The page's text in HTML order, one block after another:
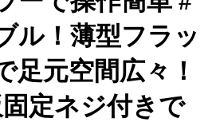
ル！薄型フラッ
足元空間広々！
定ネジ付きで